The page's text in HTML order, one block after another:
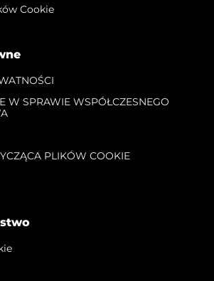
Cookie
W SPRAWIE WSPÓŁCZESNEGO
PLIKÓW COOKIE